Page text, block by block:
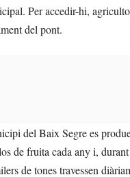
Per accedir-hi,
del pont.
del Baix Segre es
de fruita cada any i,
de tones travessen